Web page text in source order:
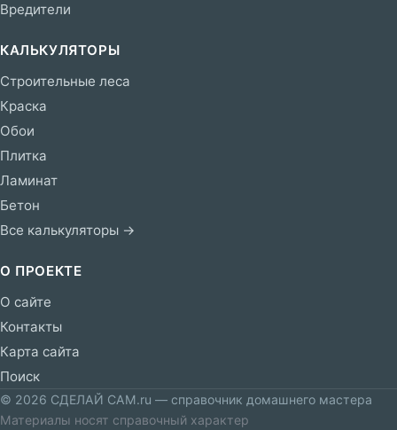
Вредители
КАЛЬКУЛЯТОРЫ
Строительные леса
Краска
Обои
Плитка
Ламинат
Бетон
Все калькуляторы →
О ПРОЕКТЕ
О сайте
Контакты
Карта сайта
Поиск
© 2026 СДЕЛАЙ САМ.ru — справочник домашнего мастера
Материалы носят справочный характер